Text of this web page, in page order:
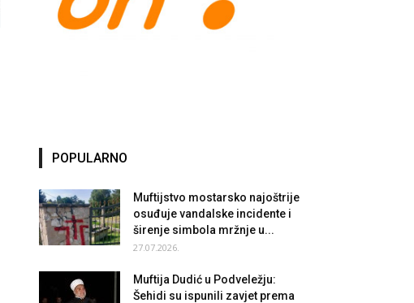
POPULARNO
Muftijstvo mostarsko najoštrije
osuđuje vandalske incidente i
širenje simbola mržnje u...
27.07.2026.
Muftija Dudić u Podveležju:
Šehidi su ispunili zavjet prema